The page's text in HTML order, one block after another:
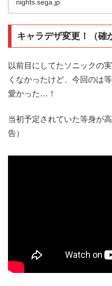
nights.sega.jp
キャラデザ変更！（確
以前目にしてたソニックの
くなかったけど、今回のは
愛かった…！
当初予定されていた等身が
告）